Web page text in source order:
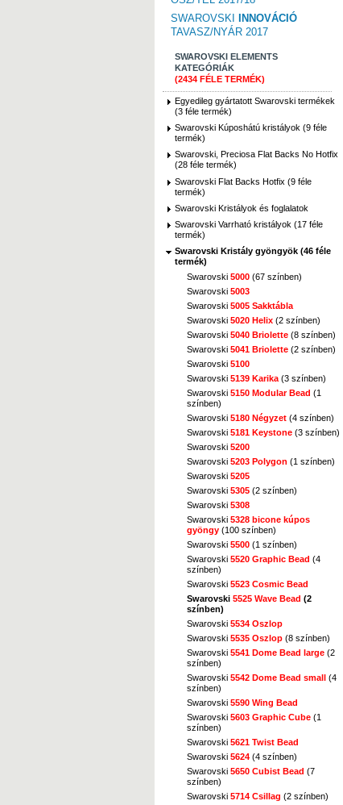
SWAROVSKI
INNOVÁCIÓ
TAVASZ/NYÁR 2017
SWAROVSKI ELEMENTS
KATEGÓRIÁK
(2434 FÉLE TERMÉK)
Egyedileg gyártatott Swarovski termékek
(3 féle termék)
Swarovski Kúposhátú kristályok (9 féle
termék)
Swarovski, Preciosa Flat Backs No Hotfix
(28 féle termék)
Swarovski Flat Backs Hotfix (9 féle
termék)
Swarovski Kristályok és foglalatok
Swarovski Varrható kristályok (17 féle
termék)
Swarovski Kristály gyöngyök (46 féle
termék)
Swarovski 5000 (67 színben)
Swarovski 5003
Swarovski 5005 Sakktábla
Swarovski 5020 Helix (2 színben)
Swarovski 5040 Briolette (8 színben)
Swarovski 5041 Briolette (2 színben)
Swarovski 5100
Swarovski 5139 Karika (3 színben)
Swarovski 5150 Modular Bead (1
színben)
Swarovski 5180 Négyzet (4 színben)
Swarovski 5181 Keystone (3 színben)
Swarovski 5200
Swarovski 5203 Polygon (1 színben)
Swarovski 5205
Swarovski 5305 (2 színben)
Swarovski 5308
Swarovski 5328 bicone kúpos
gyöngy (100 színben)
Swarovski 5500 (1 színben)
Swarovski 5520 Graphic Bead (4
színben)
Swarovski 5523 Cosmic Bead
Swarovski 5525 Wave Bead (2
színben)
Swarovski 5534 Oszlop
Swarovski 5535 Oszlop (8 színben)
Swarovski 5541 Dome Bead large (2
színben)
Swarovski 5542 Dome Bead small (4
színben)
Swarovski 5590 Wing Bead
Swarovski 5603 Graphic Cube (1
színben)
Swarovski 5621 Twist Bead
Swarovski 5624 (4 színben)
Swarovski 5650 Cubist Bead (7
színben)
Swarovski 5714 Csillag (2 színben)